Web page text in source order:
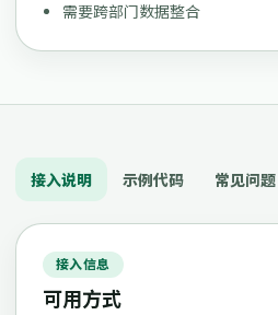
需要跨部门数据整合
接入说明 示例代码 常见问题
接入信息
可用方式